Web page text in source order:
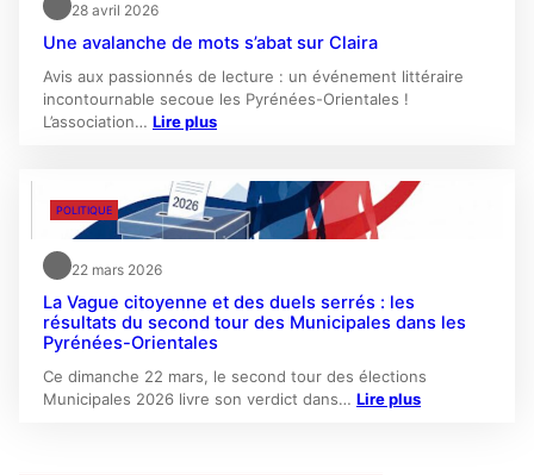
28 avril 2026
Une avalanche de mots s’abat sur Claira
Avis aux passionnés de lecture : un événement littéraire
incontournable secoue les Pyrénées-Orientales !
L’association… Lire plus
POLITIQUE
22 mars 2026
La Vague citoyenne et des duels serrés : les
résultats du second tour des Municipales dans les
Pyrénées-Orientales
Ce dimanche 22 mars, le second tour des élections
Municipales 2026 livre son verdict dans… Lire plus